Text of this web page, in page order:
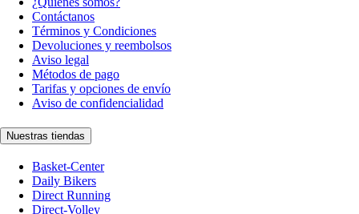
Contáctanos
Términos y Condiciones
Devoluciones y reembolsos
Aviso legal
Métodos de pago
Tarifas y opciones de envío
Aviso de confidencialidad
Nuestras tiendas
Basket-Center
Daily Bikers
Direct Running
Direct-Volley